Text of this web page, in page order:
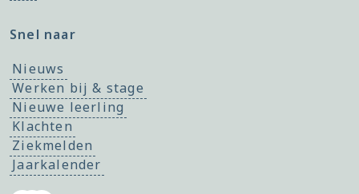
Snel naar
Nieuws
Werken bij & stage
Nieuwe leerling
Klachten
Ziekmelden
Jaarkalender